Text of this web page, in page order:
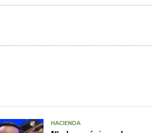
HACIENDA